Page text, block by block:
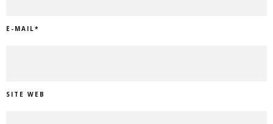
E-MAIL*
SITE WEB